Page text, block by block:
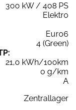
300 kW / 408 PS
Elektro
Euro6
4 (Green)
21,0 kWh/100km
0 g/km
A
Zentrallager